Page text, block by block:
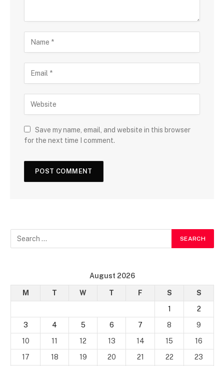
Save my name, email, and website in this browser
for the next time I comment.
August 2026
M T W T F S
S
1
2
3
4 5 6 7 8
9
10
11 12 13 14 15
16
17
18 19 20 21 22
23